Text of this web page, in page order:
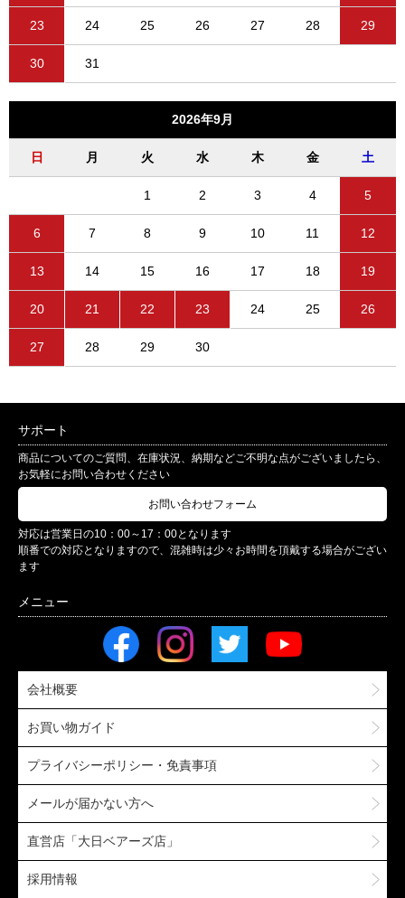
23 24 25 26 27 28 29
30 31
2026年9月
日 月 火 水 木 金 土
1 2 3 4 5
6 7 8 9 10 11 12
13 14 15 16 17 18 19
20 21 22 23 24 25 26
27 28 29 30
サポート
商品についてのご質問、在庫状況、納期などご不明な点がございましたら、
お気軽にお問い合わせください
お問い合わせフォーム
対応は営業日の10：00～17：00となります
順番での対応となりますので、混雑時は少々お時間を頂戴する場合がござい
ます
会社概要
お買い物ガイド
プライバシーポリシー・免責事項
メールが届かない方へ
直営店「大日ベアーズ店」
採用情報